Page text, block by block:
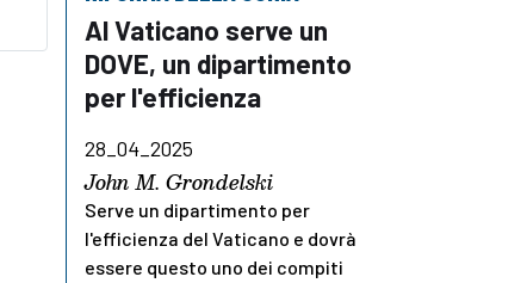
Al Vaticano serve un
DOVE, un dipartimento
per l'efficienza
28_04_2025
John M. Grondelski
Serve un dipartimento per
l'efficienza del Vaticano e dovrà
essere questo uno dei compiti